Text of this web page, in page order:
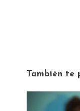
También te